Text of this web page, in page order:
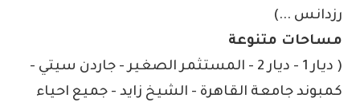
رزدانس ...)
مساحات متنوعة
( ديار 1 - ديار 2 - المستثمر الصغير - جاردن سيتي -
كمبوند جامعة القاهرة - الشيخ زايد - جميع احياء